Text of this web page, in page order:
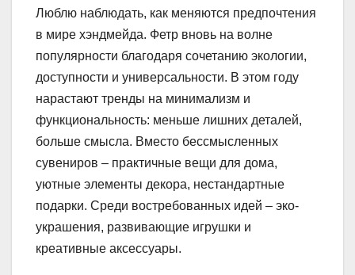
Люблю наблюдать, как меняются предпочтения
в мире хэндмейда. Фетр вновь на волне
популярности благодаря сочетанию экологии,
доступности и универсальности. В этом году
нарастают тренды на минимализм и
функциональность: меньше лишних деталей,
больше смысла. Вместо бессмысленных
сувениров – практичные вещи для дома,
уютные элементы декора, нестандартные
подарки. Среди востребованных идей – эко-
украшения, развивающие игрушки и
креативные аксессуары.